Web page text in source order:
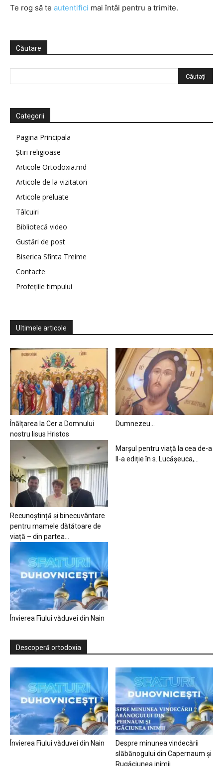
Te rog să te autentifici mai întâi pentru a trimite.
Căutare
Categorii
Pagina Principala
Știri religioase
Articole Ortodoxia.md
Articole de la vizitatori
Articole preluate
Tâlcuiri
Bibliotecă video
Gustări de post
Biserica Sfinta Treime
Contacte
Profețiile timpului
Ultimele articole
Înălțarea la Cer a Domnului
nostru Iisus Hristos
Dumnezeu…
Recunoștință și binecuvântare
pentru mamele dătătoare de
viață – din partea...
Marșul pentru viață la cea de-a
II-a ediție în s. Lucășeuca,...
Învierea Fiului văduvei din Nain
Descoperă ortodoxia
Învierea Fiului văduvei din Nain
Despre minunea vindecării
slăbănogului din Capernaum și
Rugăciunea inimii